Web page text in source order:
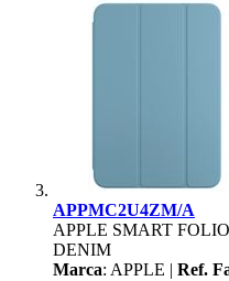
APPMC2U4ZM/A
APPLE SMART
DENIM
Marca: APPLE | Ref.